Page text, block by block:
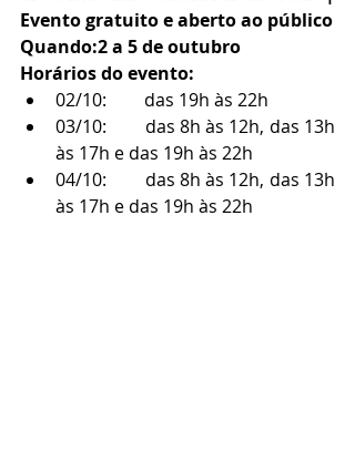
Quando:2 a 5 de outubro
Horários do evento:
02/10: 	das 19h às 22h
03/10: 	das 8h às 12h, das 13h
às 17h e das 19h às 22h
04/10: 	das 8h às 12h, das 13h
às 17h e das 19h às 22h